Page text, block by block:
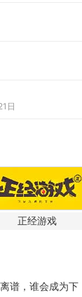
日
正经游戏
谱，谁会成为下